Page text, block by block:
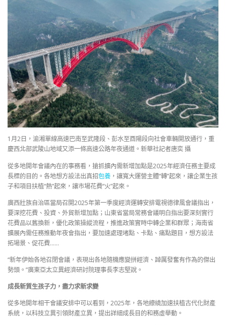
1月2日，渝湘單線高速巴南至武隆段、彭水至酉陽段向社會車輛開放通行，重
慶西北部武陵山地域又添一條高速公路年夜通道。新華社記者唐奕 攝
從多地開年會議內在的事務看，搶抓擴內需新增加點是2025年經濟任務主要成
長標的目的。各地想方設法出真招包養 ，讓寬大運營主體“轉”起來，讓企業生孩
子和項目扶植“熱”起來，讓市場花費“火”起來。
廣西壯族自治區當局召開2025年第一季度經濟運轉安排電視德律風會議指出，
要深挖花費、投資、外貿新增加點；山東省當局常務會議明白指出要深刻實行
花費品以舊換新，優化政策操縱流程，推進政策實時中轉企業和群眾；海南省
擴展內需任務推動年夜會指出，要加速處理堵點、卡點、痛點題目，想方設法
拓場景、促花費……
“新年伊始各地召閉會議，表現出各地隨機應變拼經濟、踔厲發奮有作為的傑出
勢頭。”廣東亞太立異經濟研討院理事長李志堅說。
成長新質生孩子力，盡力求新求變
從多地開年相干會議安排中可以看到，2025年，各地繚繞加速扶植古代化財產
系統，以科技立異引領財產立異，提出詳細成長目的和務虛舉動。